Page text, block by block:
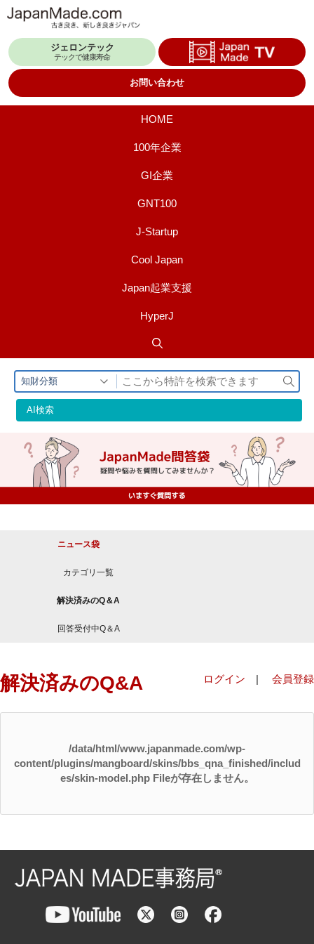
テ
ジェロンテック
テックで健康寿命
お問い合わせ
HOME
100年企業
GI企業
GNT100
J-Startup
Cool Japan
Japan起業支援
HyperJ
知財分類
検
索
AI検索
ニュース袋
カテゴリ一覧
解決済みのQ＆A
回答受付中Q＆A
解決済みのQ&A ログイン | 会員登録
/data/html/www.japanmade.com/wp-
content/plugins/mangboard/skins/bbs_qna_finished/includ
es/skin-model.php Fileが存在しません。